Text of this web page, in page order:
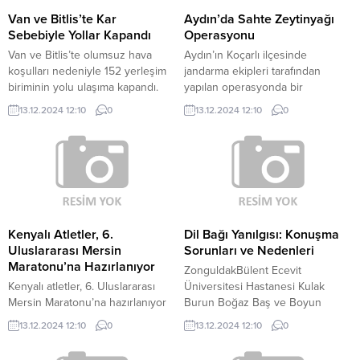
edildi. Tatbikata, İzmir Adnan
Menderes Havalimanı Mülki İdare
Amirliği, Emniyet Şube...
hakimiyetinin kaybedilmesi
sonucu yoldan çıkarak...
Van ve Bitlis’te Kar
Sebebiyle Yollar Kapandı
Van ve Bitlis’te olumsuz hava
koşulları nedeniyle 152 yerleşim
biriminin yolu ulaşıma kapandı.
Van Büyükşehir Belediyesinden
yapılan açıklamaya göre, kar ve
tipi nedeniyle kent genelinde 86
mahalle ile 45 mezraya ulaşım
sağlanamıyor. Karla mücadele
ekipleri, kapalı yolların açılması
için çalışmalarını sürdürüyor. Dün
nedeniyle kapatılan...
13.12.2024 12:10 0
Aydın’da Sahte Zeytinyağı
Operasyonu
Aydın’ın Koçarlı ilçesinde
jandarma ekipleri tarafından
yapılan operasyonda bir
işletmeye ait depoda piyasaya
sürülmek istenen litrelerce sahte
zeytinyağı, damla sakızı, süt
reçeli, macun ele geçirildi. Koçarlı
İlçe Jandarma Komutanlığınca
sahte zeytinyağı ve ürünleri
teneke, plastik ve şişelere
şahsa yönelik yapılan çalışma
sonucu İncirliova İlçe Tarım ve...
13.12.2024 12:10 0
Kenyalı Atletler, 6.
Uluslararası Mersin
Maratonu’na Hazırlanıyor
Kenyalı atletler, 6. Uluslararası
Mersin Maratonu’na hazırlanıyor
Mustafa ERCAN – MERSİN, –
ULUSLARARASI Mersin
Maratonu’nda mücadele edecek
13.12.2024 12:10 0
Dil Bağı Yanılgısı: Konuşma
Sorunları ve Nedenleri
ZonguldakBülent Ecevit
Üniversitesi Hastanesi Kulak
Burun Boğaz Baş ve Boyun
Cerrahisi Ana Bilim Dalı Başkanı
Doç. Dr. Duygu Erdem,
ebeveynlerin çocuklardaki
13.12.2024 12:10 0